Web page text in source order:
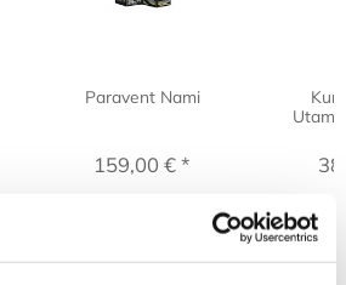
Paravent Nami
159,00 € *